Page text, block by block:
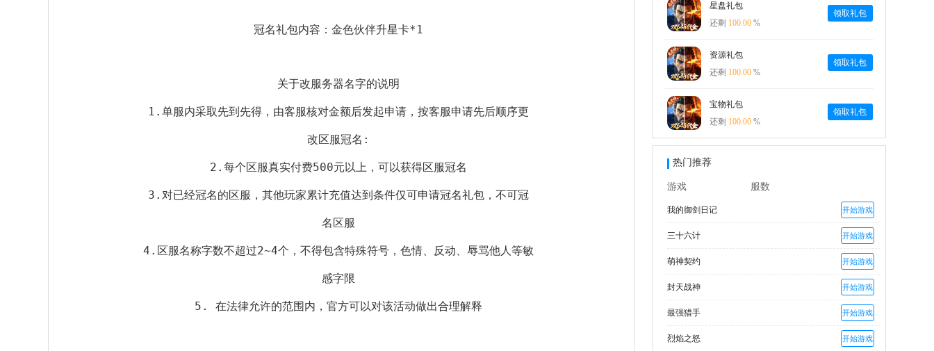
冠名礼包内容：金色伙伴升星卡*1
关于改服务器名字的说明
1.单服内采取先到先得，由客服核对金额后发起申请，按客服申请先后顺序更
改区服冠名:
2.每个区服真实付费500元以上，可以获得区服冠名
3.对已经冠名的区服，其他玩家累计充值达到条件仅可申请冠名礼包，不可冠
名区服
4.区服名称字数不超过2~4个，不得包含特殊符号，色情、反动、辱骂他人等敏
感字限
5. 在法律允许的范围内，官方可以对该活动做出合理解释
星盘礼包
还剩 100.00 %
领取礼包
资源礼包
还剩 100.00 %
领取礼包
宝物礼包
还剩 100.00 %
领取礼包
热门推荐
游戏 服数
我的御剑日记 开始游戏
三十六计 开始游戏
萌神契约 开始游戏
封天战神 开始游戏
最强猎手 开始游戏
烈焰之怒 开始游戏